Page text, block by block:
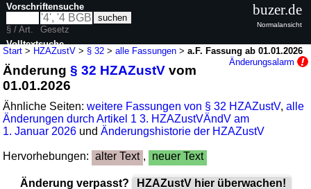
Start > HZAZustV > § 32 >alle Fassungen >a.F. Fassung ab 01.01.2026
Änderungsalarm
Änderung§ 32 HZAZustV vom
01.01.2026
Ähnliche Seiten:weitere Fassungen von § 32 HZAZustV,alle
Änderungen durch Artikel 1 3. HZAZustVÄndV am
1. Januar 2026 undÄnderungshistorie der HZAZustV
Hervorhebungen: alter Text , neuer Text
Änderung verpasst? HZAZustV hier überwachen!
Vorschriftensuche
§ / Art.
Gesetz
Volltextsuche
nur in HZAZustV
buzer.de
Normalansicht